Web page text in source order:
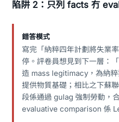
陷阱 2：只列 facts 冇
錯答模式
寫完「納粹四年計劃將失業
停。評卷員想見到下一層：
造 mass legitimacy，為納
提供物質基礎；相比之下蘇
段係通過 gulag 強制勞動，
evaluative comparison 係